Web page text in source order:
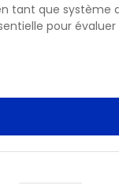
tant que système
pour évaluer